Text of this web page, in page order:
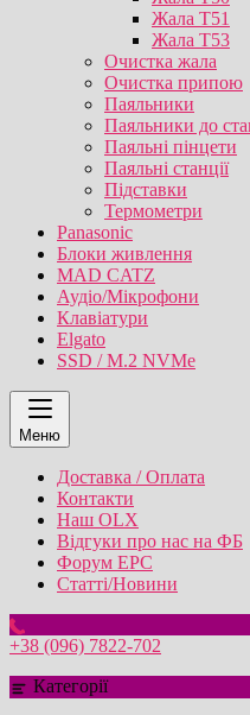
Жала T51
Жала T53
Очистка жала
Очистка припою
Паяльники
Паяльники до
Паяльні пінцети
Паяльні станції
Підставки
Термометри
Panasonic
Блоки живлення
MAD CATZ
Аудіо/Мікрофони
Клавіатури
Elgato
SSD / M.2 NVMe
Меню
Доставка / Оплата
Контакти
Наш OLX
Відгуки про нас на ФБ
Форум EPC
Статті/Новини
+38 (096) 7822-702
Категорії